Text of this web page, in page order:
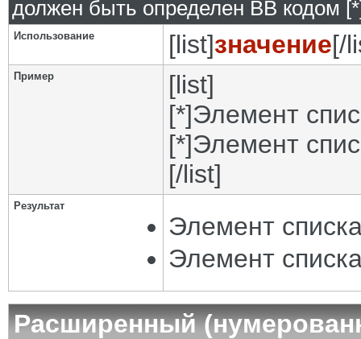
должен быть определен BB кодом
Использование [list]значение[/
Пример
[list]
[*]Элемент
[*]Элемент
[/list]
Результат
Элемент
Элемент
Расширенный